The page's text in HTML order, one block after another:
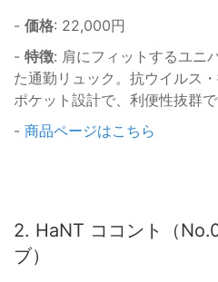
- 価格: 22,000円
- 特徴: 肩にフィットするユニ
た通勤リュック。抗ウイルス
ポケット設計で、利便性抜群で
- 商品ページはこちら
2. HaNT ココント（
ブ）